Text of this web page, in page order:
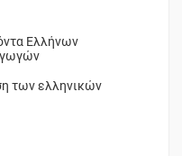
Ελλήνων
των ελληνικών